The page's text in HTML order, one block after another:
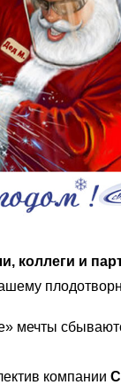
коллеги и
мечты
компании